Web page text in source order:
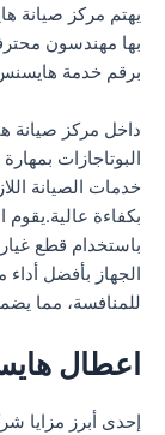
يهتم مركز صيانة
بها مهندسون
برقم خدمة
داخل مركز
البوتاجازات
خدمات الصيانة
بكفاءة عالية.يقوم
باستخدام قطع
الجهاز بأفضل
للمنافسة، مما
اعطال